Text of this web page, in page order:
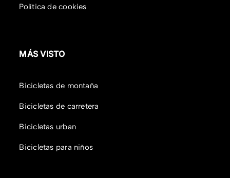
Política de cookies
MÁS VISTO
Bicicletas de montaña
Bicicletas de carretera
Bicicletas urban
Bicicletas para niños